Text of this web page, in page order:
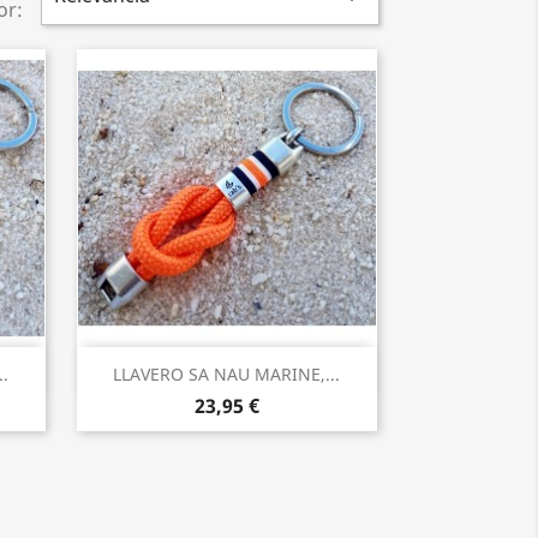
LLAVERO SA NAU MARINE,...
23,95 €
 Vista rápida